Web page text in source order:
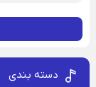
دسته بندی